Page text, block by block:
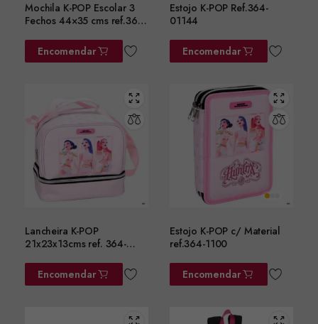
Mochila K-POP Escolar 3
Fechos 44×35 cms ref.364-
Encomendar
Estojo K-POP Ref.364-
01144
Encomendar
Lancheira K-POP
21x23x13cms ref. 364-
Encomendar
Estojo K-POP c/ Material
ref.364-1100
Encomendar